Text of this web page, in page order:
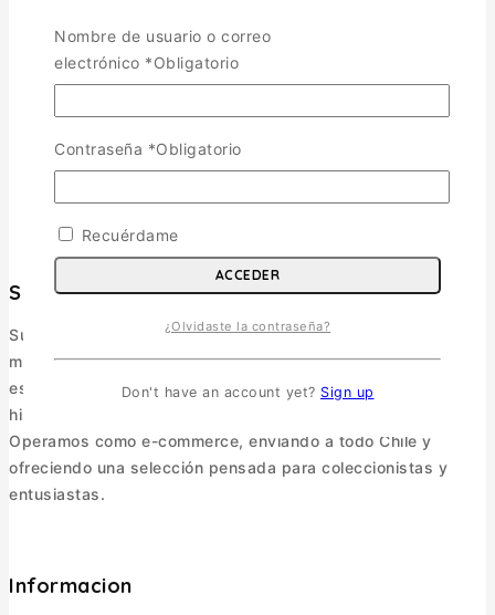
NIGHT FALCON Esc.1/72
$17.900
AGREGAR AL CARRITO
Surmaquetas
Surmaquetas es una tienda online de maquetismo y
modelismo ubicada en Valdivia, Región de Los Ríos. Nos
especializamos en maquetismo militar, figuras, libros de
historia y accesorios.
Operamos como e-commerce, enviando a todo Chile y
ofreciendo una selección pensada para coleccionistas y
entusiastas.
Informacion
Nombre de usuario o correo
electrónico *Obligatorio
Contraseña *Obligatorio
Recuérdame
ACCEDER
¿Olvidaste la contraseña?
Don't have an account yet? Sign up